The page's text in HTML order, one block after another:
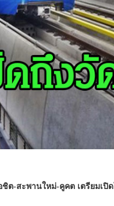
ต-สะพานใหม่-คูคต เตรียมเ